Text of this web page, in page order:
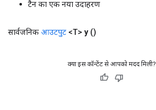
टैन का एक नया उदाहरण
सार्वजनिक आउटपुट <T> y ()
क्या इस कॉन्टेंट से आपको मदद मिली?